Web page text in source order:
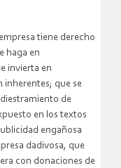
tiene derecho
haga en
invierta en
inherentes; que se
de
en los textos
engañosa
dadivosa, que
con donaciones de